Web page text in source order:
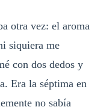
otra vez: el aroma
siquiera me
con dos dedos y
Era la séptima en
no sabía